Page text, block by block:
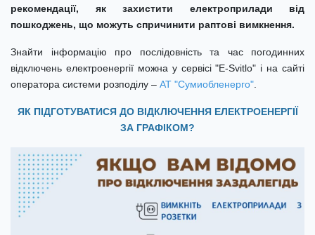
рекомендації, як захистити електроприлади від
пошкоджень, що можуть спричинити раптові вимкнення.
Знайти інформацію про послідовність та час погодинних
відключень електроенергії можна у сервісі "E-Svitlo" і на сайті
оператора системи розподілу – АТ "Сумиобленерго"
ЯК ПІДГОТУВАТИСЯ ДО ВІДКЛЮЧЕННЯ ЕЛЕКТРОЕНЕРГІЇ
ЗА ГРАФІКОМ?